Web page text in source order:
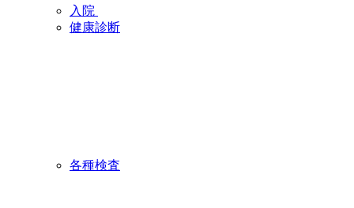
入院
健康診断
各種検査